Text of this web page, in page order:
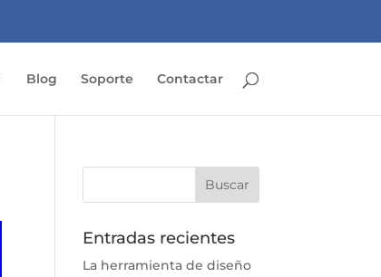
Blog Soporte Contactar
Entradas recientes
La herramienta de diseño